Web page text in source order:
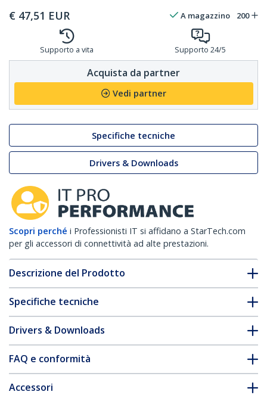
€ 47,51 EUR A magazzino 200
Supporto a vita Supporto 24/5
Acquista da partner
Vedi partner
Specifiche tecniche
Drivers & Downloads
Scopri perché i Professionisti IT si affidano a StarTech.com
per gli accessori di connettività ad alte prestazioni.
Descrizione del Prodotto
Specifiche tecniche
Drivers & Downloads
FAQ e conformità
Accessori